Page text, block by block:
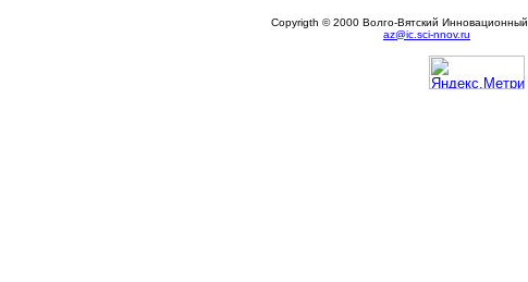
Copyrigth © 2000 Волго-Вятский
az@ic.sci-nnov.ru